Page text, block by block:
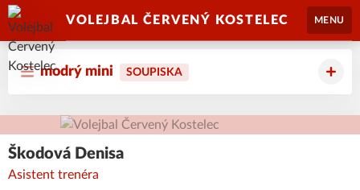
VOLEJBAL ČERVENÝ KOSTELEC MENU
modrý mini SOUPISKA
Denisa
Škodová
Asistent trenéra